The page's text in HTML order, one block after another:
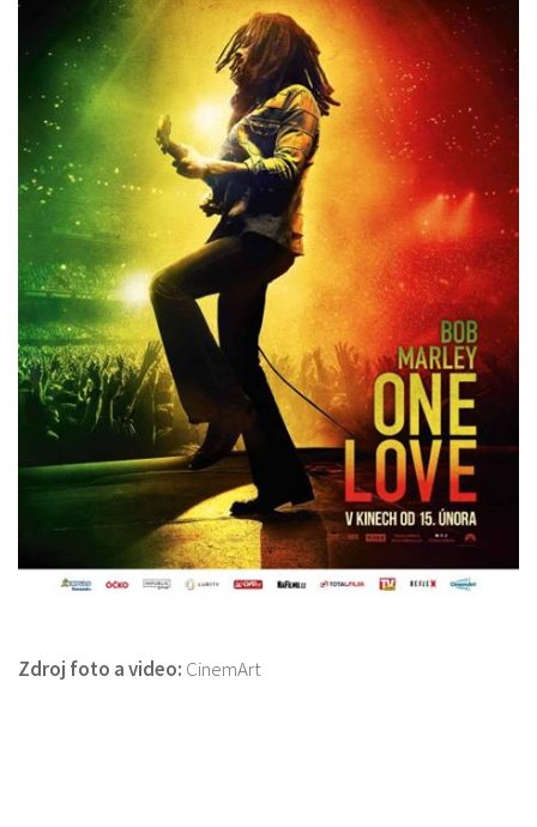
Zdroj foto a video: CinemArt